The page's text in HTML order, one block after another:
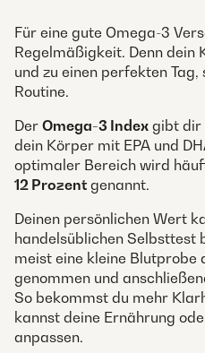
Für eine gute Omega-3
Regelmäßigkeit. Denn dein
und zu einen perfekten
Routine.
Der Omega-3 Index gibt dir
dein Körper mit EPA und
optimaler Bereich wird
12 Prozent genannt.
Deinen persönlichen Wert
handelsüblichen Selbsttest
meist eine kleine Blutprobe
genommen und
So bekommst du mehr
kannst deine Ernährung
anpassen.